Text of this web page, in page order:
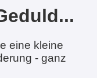
eine kleine
- ganz